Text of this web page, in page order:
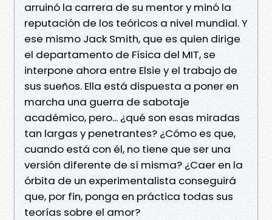
arruinó la carrera de su mentor y minó la
reputación de los teóricos a nivel mundial. Y
ese mismo Jack Smith, que es quien dirige
el departamento de Física del MIT, se
interpone ahora entre Elsie y el trabajo de
sus sueños. Ella está dispuesta a poner en
marcha una guerra de sabotaje
académico, pero... ¿qué son esas miradas
tan largas y penetrantes? ¿Cómo es que,
cuando está con él, no tiene que ser una
versión diferente de sí misma? ¿Caer en la
órbita de un experimentalista conseguirá
que, por fin, ponga en práctica todas sus
teorías sobre el amor?